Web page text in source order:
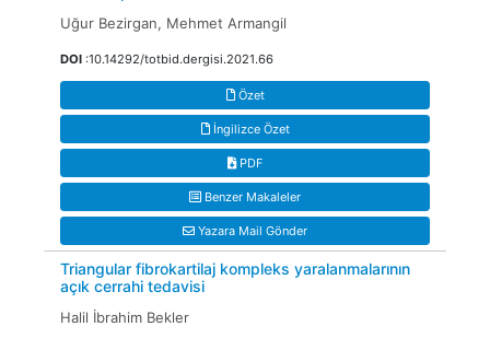
Uğur Bezirgan, Mehmet Armangil
DOI :10.14292/totbid.dergisi.2021.66
Özet
İngilizce Özet
PDF
Benzer Makaleler
Yazara Mail Gönder
Triangular fibrokartilaj kompleks yaralanmalarının
açık cerrahi tedavisi
Halil İbrahim Bekler